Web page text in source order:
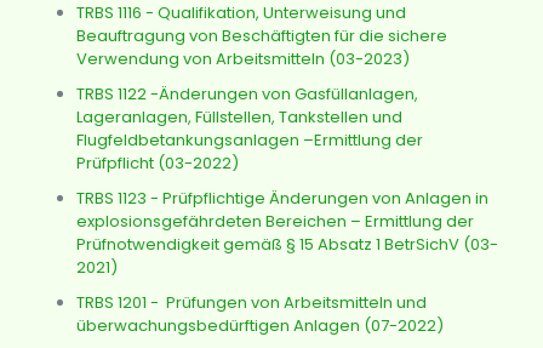
TRBS 1116 - Qualifikation, Unterweisung und
Beauftragung von Beschäftigten für die sichere
Verwendung von Arbeitsmitteln (03-2023)
TRBS 1122 -Änderungen von Gasfüllanlagen,
Lageranlagen, Füllstellen, Tankstellen und
Flugfeldbetankungsanlagen –Ermittlung der
Prüfpflicht (03-2022)
TRBS 1123 - Prüfpflichtige Änderungen von Anlagen in
explosionsgefährdeten Bereichen – Ermittlung der
Prüfnotwendigkeit gemäß § 15 Absatz 1 BetrSichV (03-
2021)
TRBS 1201 - Prüfungen von Arbeitsmitteln und
überwachungsbedürftigen Anlagen (07-2022)